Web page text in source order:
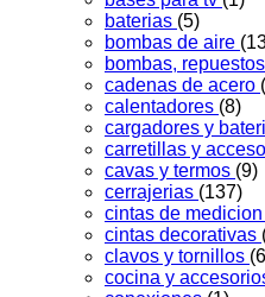
baterias (5)
bombas de aire
bombas,
cadenas de acero
calentadores (8)
cargadores y
carretillas y
cavas y termos (9)
cerrajerias (137)
cintas de medicion
cintas decorativas
clavos y tornillos
cocina y